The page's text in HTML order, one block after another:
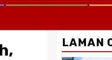
LAMAN